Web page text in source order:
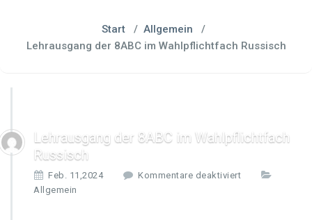
Start/ Allgemein /
Lehrausgang der 8ABC im Wahlpflichtfach Russisch
Lehrausgang der 8ABC im Wahlpflichtfach
Russisch
Feb. 11,2024 Kommentare deaktiviert
Allgemein